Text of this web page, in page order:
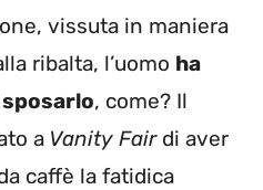
vissuta in maniera
ribalta, l’uomo ha
, come? Il
a Vanity Fairdi aver
caffè la fatidica